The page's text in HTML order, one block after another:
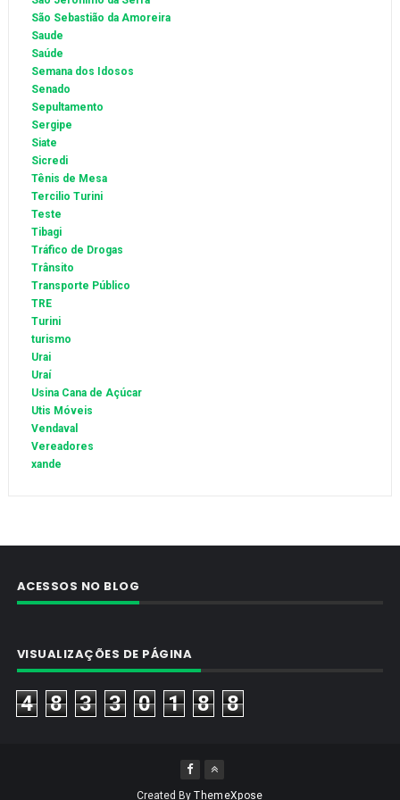
São Sebastião da Amoreira
Saude
Saúde
Semana dos Idosos
Senado
Sepultamento
Sergipe
Siate
Sicredi
Tênis de Mesa
Tercilio Turini
Teste
Tibagi
Tráfico de Drogas
Trânsito
Transporte Público
TRE
Turini
turismo
Urai
Uraí
Usina Cana de Açúcar
Utis Móveis
Vendaval
Vereadores
xande
ACESSOS NO BLOG
VISUALIZAÇÕES DE PÁGINA
4 8 3 3 0 1 8 8
Created ByThemeXpose